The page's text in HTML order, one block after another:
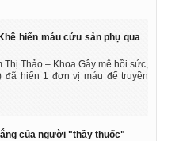
hiến máu cứu sản phụ qua
Thảo – Khoa Gây mê hồi sức,
đã hiến 1 đơn vị máu để truyền
của người "thầy thuốc"